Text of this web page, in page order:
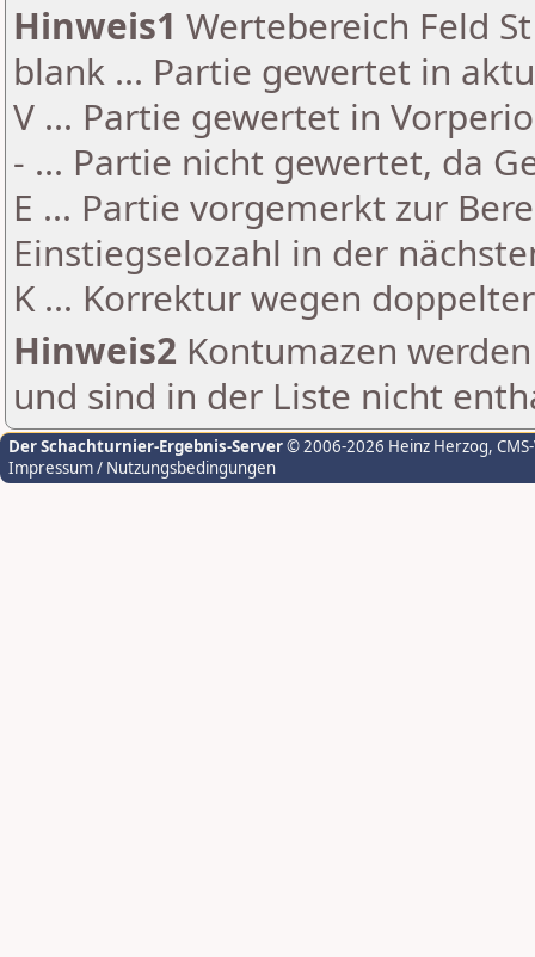
Hinweis1 Wertebereich Feld
blank ... Partie gewertet in
V ... Partie gewertet in
- ... Partie nicht gewertet, da
E ... Partie vorgemerkt zur
Einstiegselozahl in der
K ... Korrektur wegen
Hinweis2 Kontumazen
und sind in der Liste nicht
Der Schachturnier-Ergebnis-Server© 2006-2026 Heinz Herzog,
Impressum / Nutzungsbedingungen